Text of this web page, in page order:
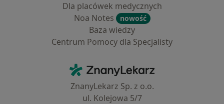
Dla placówek medycznych
Noa Notes
nowość
Baza wiedzy
Centrum Pomocy dla Specjalisty
ZnanyLekarz - Strona główna
ZnanyLekarz Sp. z o.o.
ul. Kolejowa 5/7